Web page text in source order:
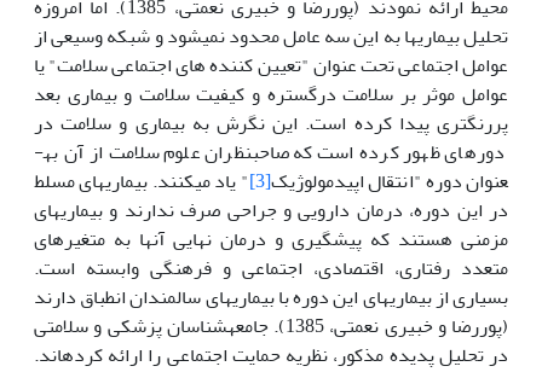
محیط ارائه نمودند (پوررضا و خبیری نعمتی، 1385). اما امروزه
تحلیل بیماری­ها به این سه عامل محدود نمی­شود و شبکه وسیعی از
عوامل اجتماعی تحت عنوان "تعیین کننده های اجتماعی سلامت" یا
عوامل موثر بر سلامت درگستره و کیفیت سلامت و بیماری بعد
پررنگ­تری پیدا کرده است. این نگرش به بیماری و سلامت در
دوره­ای ظهور کرده است که صاحب­نظران علوم سلامت از آن به­
عنوان دوره "انتقال اپیدمولوژیک[3] " یاد می­کنند. بیماری­های مسلط
در این دوره، درمان دارویی و جراحی صرف ندارند و بیماری­های
مزمنی هستند که پیش­گیری و درمان نهایی آن­ها به متغیرهای
متعدد رفتاری، اقتصادی، اجتماعی و فرهنگی وابسته است.
بسیاری از بیماری­های این دوره با بیماری­های سالمندان انطباق دارند
(پوررضا و خبیری نعمتی، 1385). جامعه­شناسان پزشکی و سلامتی
در تحلیل پدیده مذکور، نظریه حمایت اجتماعی را ارائه کرده­اند.